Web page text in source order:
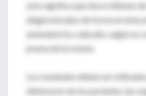
esto significa que doce millones
diagnosticados de forma errónea
ambulatorios cada año, según un
prensa de la revista.
Los resultados deben ser
defensores de los pacientes, las